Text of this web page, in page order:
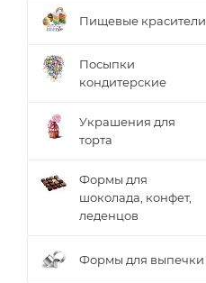
Пищевые красители
Посыпки
кондитерские
Украшения для
торта
Формы для
шоколада, конфет,
леденцов
Формы для выпечки